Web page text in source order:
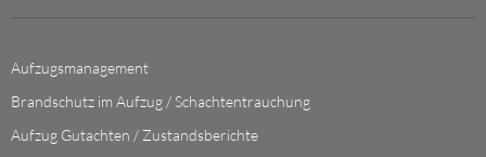
Aufzugsmanagement
Brandschutz im Aufzug / Schachtentrauchung
Aufzug Gutachten / Zustandsberichte